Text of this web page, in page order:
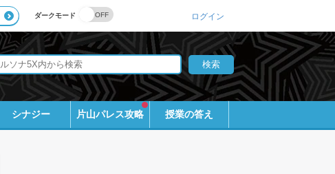
ダークモード ログイン
シナジー 片山パレス攻略 授業の答え